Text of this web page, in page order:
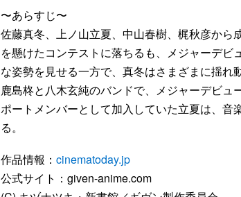
〜あらすじ〜
佐藤真冬、上ノ山立夏、中山春樹、梶秋彦か
を懸けたコンテストに落ちるも、メジャーデビ
な姿勢を見せる一方で、真冬はさまざまに揺れ
鹿島柊と八木玄純のバンドで、メジャーデビ
ポートメンバーとして加入していた立夏は、音
る。
作品情報： cinematoday.jp
公式サイト：given-anime.com